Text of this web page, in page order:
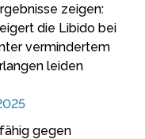
zeigen:
die Libido bei
vermindertem
leiden
gegen